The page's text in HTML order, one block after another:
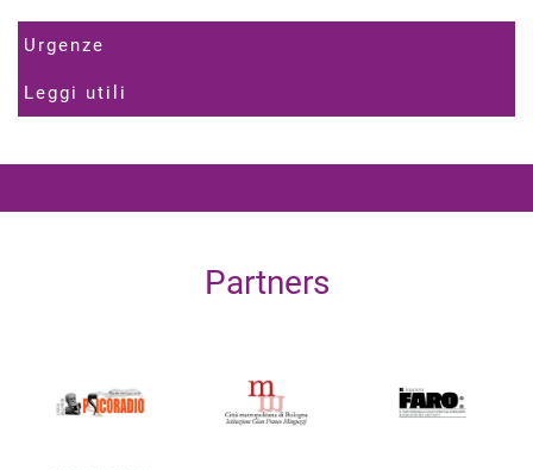
Urgenze
Leggi utili
Partners